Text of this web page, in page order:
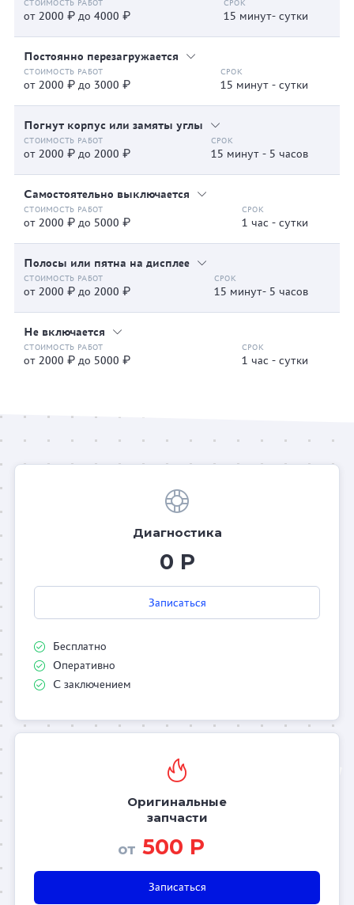
от 2000 ₽ до 4000 ₽ 15 минут- сутки
Постоянно перезагружается
от 2000 ₽ до 3000 ₽ 15 минут - сутки
Погнут корпус или замяты углы
от 2000 ₽ до 2000 ₽ 15 минут - 5 часов
Самостоятельно выключается
от 2000 ₽ до 5000 ₽ 1 час - сутки
Полосы или пятна на дисплее
от 2000 ₽ до 2000 ₽ 15 минут- 5 часов
Не включается
от 2000 ₽ до 5000 ₽ 1 час - сутки
Диагностика
0 Р
Записаться
Бесплатно
Оперативно
С заключением
Оригинальные
запчасти
от 500 Р
Записаться